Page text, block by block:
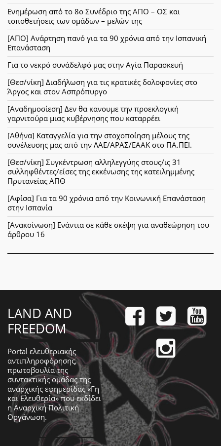
Ενημέρωση από το 8ο Συνέδριο της ΑΠΟ – ΟΣ και
τοποθετήσεις των ομάδων – μελών της
[ΑΠΟ] Ανάρτηση πανό για τα 90 χρόνια από την Ισπανική
Επανάσταση
Για το νεκρό συνάδελφό μας στην Αγία Παρασκευή
[Θεσ/νίκη] Διαδήλωση για τις κρατικές δολοφονίες στο
Άργος και στον Ασπρόπυργο
[Αναδημοσίεση] Δεν θα κανουμε την προεκλογική
γαρνιτούρα μιας κυβέρνησης που καταρρέει
[Αθήνα] Καταγγελία για την στοχοποίηση μέλους της
συνέλευσης μας από την ΛΑΕ/ΑΡΑΣ/ΕΑΑΚ στο ΠΑ.ΠΕΙ.
[Θεσ/νίκη] Συγκέντρωση αλληλεγγύης στους/ις 31
συλληφθέντες/είσες της εκκένωσης της κατειλημμένης
Πρυτανείας ΑΠΘ
[Αφίσα] Για τα 90 χρόνια από την Κοινωνική Επανάσταση
στην Ισπανία
[Ανακοίνωση] Ενάντια σε κάθε σκέψη για αναθεώρηση του
άρθρου 16
LAND AND
FREEDOM
Portal ελευθεριακής
αντιπληροφόρησης,
πρωτοβουλία της
συντακτικής ομάδας της
αναρχικής εφημερίδας «Γη
και Ελευθερία» που εκδίδει
ηΑναρχική Πολιτική
Οργάνωση.